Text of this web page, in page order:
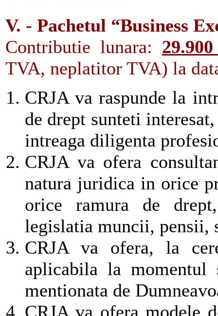
V. - Pachetul “Business
Contributie lunara:
TVA, neplatitor TVA) la
CRJA va raspunde la
de drept sunteti
intreaga diligenta
CRJA va ofera
natura juridica in orice
orice ramura de
legislatia muncii, pensii,
CRJA va ofera, la
aplicabila la
mentionata de
CRJA va ofera modele